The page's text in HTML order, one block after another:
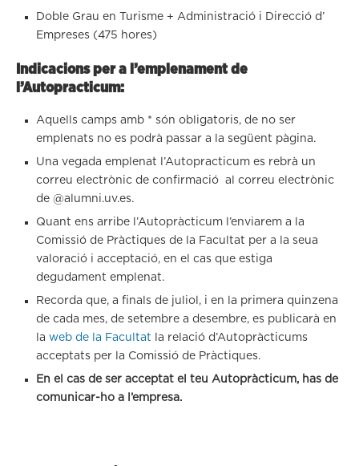
Doble Grau en Turisme + Administració i Direcció d’
Empreses (475 hores)
Indicacions per a l’emplenament de
l’Autopracticum:
Aquells camps amb * són obligatoris, de no ser
emplenats no es podrà passar a la següent pàgina.
Una vegada emplenat l’Autopracticum es rebrà un
correu electrònic de confirmació al correu electrònic
de @alumni.uv.es.
Quant ens arribe l’Autopràcticum l’enviarem a la
Comissió de Pràctiques de la Facultat per a la seua
valoració i acceptació, en el cas que estiga
degudament emplenat.
Recorda que, a finals de juliol, i en la primera quinzena
de cada mes, de setembre a desembre, es publicarà en
la web de la Facultat la relació d’Autopràcticums
acceptats per la Comissió de Pràctiques.
En el cas de ser acceptat el teu Autopràcticum, has de
comunicar-ho a l’empresa.